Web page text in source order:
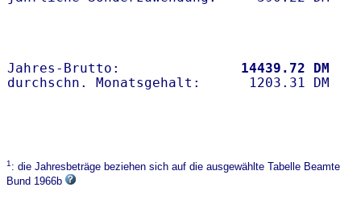
Jahres-Brutto: 14439.72 DM
1: die Jahresbeträge beziehen sich auf die ausgewählte Tabelle Beamte
Bund 1966b